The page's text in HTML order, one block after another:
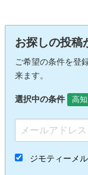
お探しの投稿
ご希望の条件を登
来ます。
選択中の条件 高
ジモティーメ